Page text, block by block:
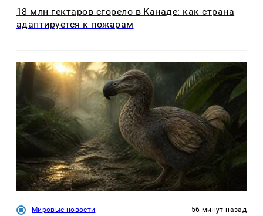
18 млн гектаров сгорело в Канаде: как страна
адаптируется к пожарам
Мировые новости 56 минут назад